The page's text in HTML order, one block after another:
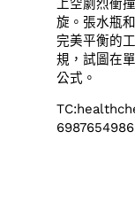
上空劇烈衝
旋。張水瓶
完美平衡的
規，試圖在
公式。